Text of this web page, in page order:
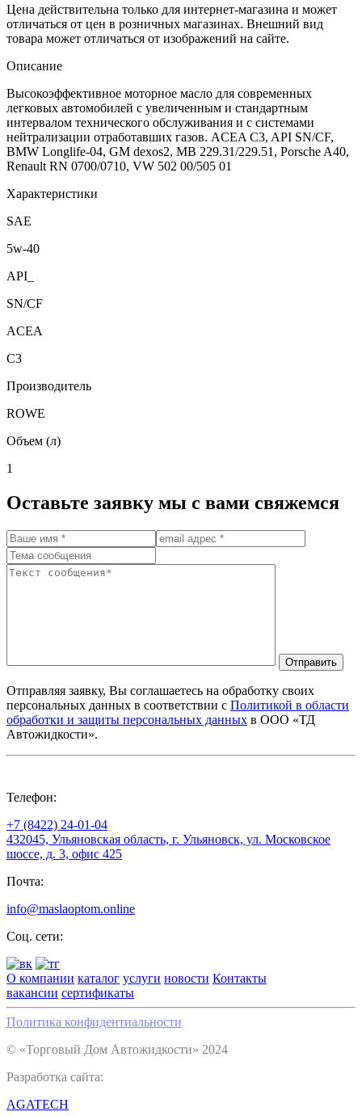
Цена действительна только для интернет-магазина и может
отличаться от цен в розничных магазинах. Внешний вид
товара может отличаться от изображений на сайте.
Описание
Высокоэффективное моторное масло для современных
легковых автомобилей с увеличенным и стандартным
интервалом технического обслуживания и с системами
нейтрализации отработавших газов. ACEA C3, API SN/CF,
BMW Longlife-04, GM dexos2, MB 229.31/229.51, Porsche A40,
Renault RN 0700/0710, VW 502 00/505 01
Характеристики
SAE
5w-40
API_
SN/CF
ACEA
C3
Производитель
ROWE
Объем (л)
1
Оставьте заявку мы с вами свяжемся
Отправить
Отправляя заявку, Вы соглашаетесь на обработку своих
персональных данных в соответствии с Политикой в области
обработки и защиты персональных данных в ООО «ТД
Автожидкости».
Телефон:
+7 (8422) 24-01-04
432045, Ульяновская область, г. Ульяновск, ул. Московское
шоссе, д. 3, офис 425
Почта:
info@maslaoptom.online
Соц. сети:
О компании каталог услуги новости Контакты
вакансии сертификаты
Политика конфидентиальности
© «Торговый Дом Автожидкости» 2024
Разработка сайта:
AGATECH